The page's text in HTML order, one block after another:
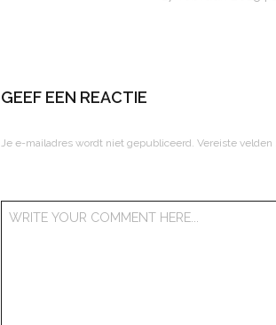
GEEF EEN REACTIE
Je e-mailadres wordt niet gepubliceerd. Vereiste